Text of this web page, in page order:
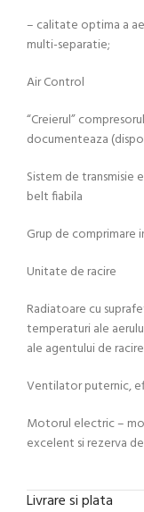
– calitate optima a
multi-separatie;
Air Control
“Creierul”
documenteaza
Sistem de transmisie
belt fiabila
Grup de comprimare
Unitate de racire
Radiatoare cu
temperaturi ale
ale agentului de
Ventilator puternic,
Motorul electric –
excelent si rezerva
Livrare si plata